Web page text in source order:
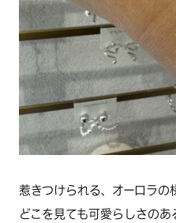
惹きつけられる、オーロラ
どこを見ても可愛らしさのあ